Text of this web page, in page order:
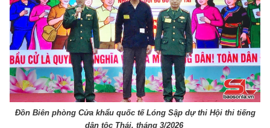
Đồn Biên phòng Cửa khẩu quốc tế Lóng Sập dự thi Hội thi tiếng
dân tộc Thái, tháng 3/2026